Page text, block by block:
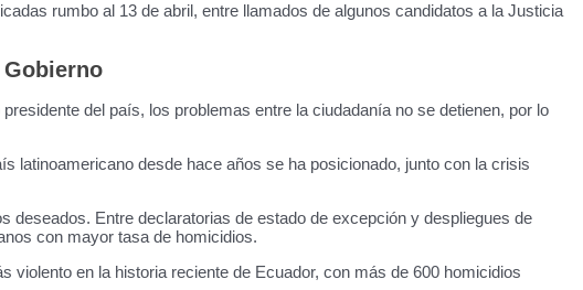
rumbo al 13 de abril, entre llamados de algunos candidatos a la Justicia
del país, los problemas entre la ciudadanía no se detienen, por lo
latinoamericano desde hace años se ha posicionado, junto con la crisis
deseados. Entre declaratorias de estado de excepción y despliegues de
con mayor tasa de homicidios.
en la historia reciente de Ecuador, con más de 600 homicidios